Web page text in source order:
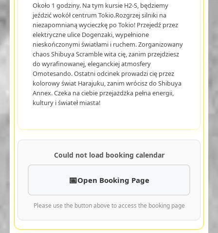
Około 1 godziny. Na tym kursie H2-S, będziemy
jeździć wokół centrum Tokio.Rozgrzej silniki na
niezapomnianą wycieczkę po Tokio! Przejedź przez
elektryczne ulice Dogenzaki, wypełnione
nieskończonymi światłami i ruchem. Zorganizowany
chaos Shibuya Scramble wita cię, zanim przejdziesz
do wyrafinowanej, eleganckiej atmosfery
Omotesando. Ostatni odcinek prowadzi cię przez
kolorowy świat Harajuku, zanim wrócisz do Shibuya
Annex. Czeka na ciebie przejażdżka pełna energii,
kultury i świateł miasta!
Could not load booking calendar
Open Booking Page
Please use the button above to access the booking page